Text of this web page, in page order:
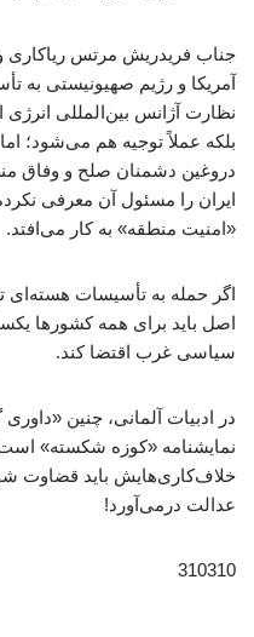
جناب فریدریش مرتس ریاکاری
آمریکا و رژیم صهیونیستی به
نظارت آژانس بین‌المللی
بلکه عملاً توجیه هم می‌شود؛
دروغین دشمنان صلح و وفاق
ایران را مسئول آن معرفی
«امنیت منطقه» به کار می‌افتد.
اگر حمله به تأسیسات هسته‌ای
اصل باید برای همه کشورها
سیاسی غرب اقتضا کند.
در ادبیات آلمانی، چنین
نمایشنامه «کوزه شکسته»
خلاف‌کاری‌هایش باید قضاوت
عدالت درمی‌آورد!
310310